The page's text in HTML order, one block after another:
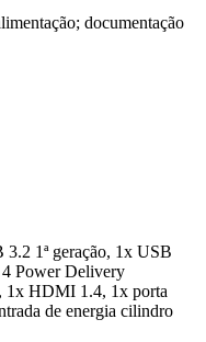
documentação
1ª geração, 1x USB
Power Delivery
1x HDMI 1.4, 1x porta
de energia cilindro